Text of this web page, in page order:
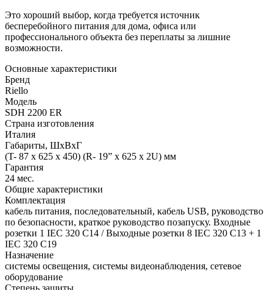
Это хороший выбор, когда требуется источник
бесперебойного питания для дома, офиса или
профессионального объекта без переплаты за лишние
возможности.
Основные характеристики
Бренд
Riello
Модель
SDH 2200 ER
Страна изготовления
Италия
Габариты, ШхВхГ
(T- 87 x 625 x 450) (R- 19” x 625 x 2U) мм
Гарантия
24 мес.
Общие характеристики
Комплектация
кабель питания, последовательный, кабель USB, руководство
по безопасности, краткое руководство позапуску. Входные
розетки 1 IEC 320 C14 / Выходные розетки 8 IEC 320 C13 + 1
IEC 320 C19
Назначение
системы освещения, системы видеонаблюдения, сетевое
оборудование
Степень защиты